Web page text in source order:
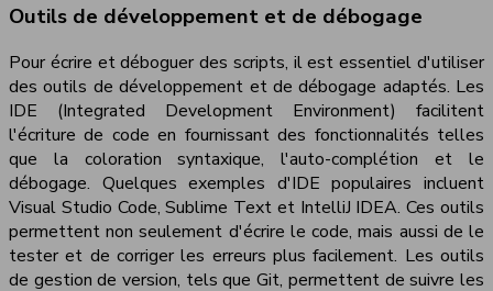
Outils de développement et de débogage
Pour écrire et déboguer des scripts, il est essentiel d'utiliser
des outils de développement et de débogage adaptés. Les
IDE (Integrated Development Environment) facilitent
l'écriture de code en fournissant des fonctionnalités telles
que la coloration syntaxique, l'auto-complétion et le
débogage. Quelques exemples d'IDE populaires incluent
Visual Studio Code, Sublime Text et IntelliJ IDEA. Ces outils
permettent non seulement d'écrire le code, mais aussi de le
tester et de corriger les erreurs plus facilement. Les outils
de gestion de version, tels que Git, permettent de suivre les